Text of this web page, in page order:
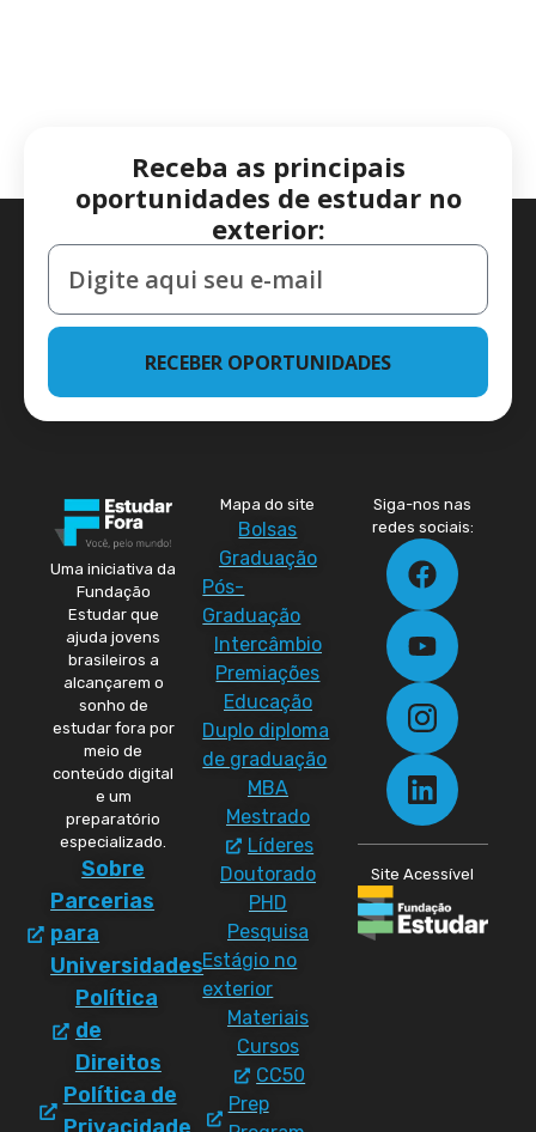
Receba as principais
oportunidades de estudar no
exterior:
RECEBER OPORTUNIDADES
Uma iniciativa da
Fundação
Estudar que
ajuda jovens
brasileiros a
alcançarem o
sonho de
estudar fora por
meio de
conteúdo digital
e um
preparatório
especializado.
Sobre
Parcerias
para
Universidades
Política
de
Direitos
Política de
Mapa do site
Bolsas
Graduação
Pós-
Graduação
Intercâmbio
Premiações
Educação
Duplo diploma
de graduação
MBA
Mestrado
Líderes
Doutorado
PHD
Pesquisa
Estágio no
exterior
Materiais
Cursos
CC50
Prep
Siga-nos nas
redes sociais:
Site Acessível